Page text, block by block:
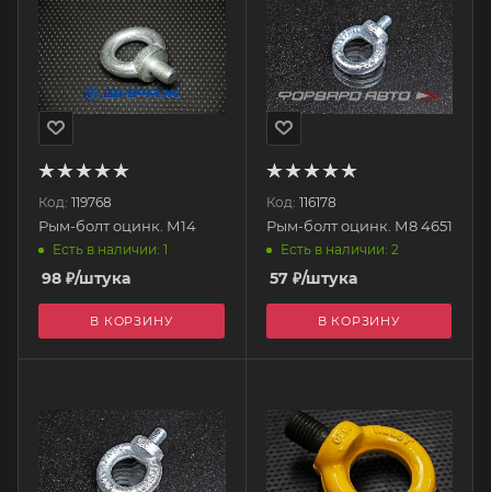
Код: 119768
Рым-болт оцинк. М14
Есть в наличии: 1
98 ₽/штука
В КОРЗИНУ
Код: 116178
Рым-болт оцинк. М8 4651
Есть в наличии: 2
57₽/штука
В КОРЗИНУ